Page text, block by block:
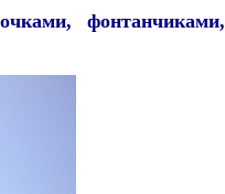
фонтанчиками,